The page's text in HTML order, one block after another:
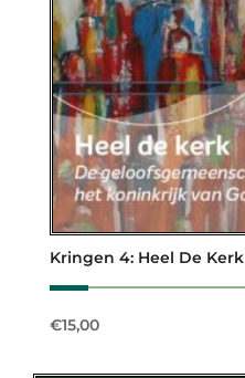
Kringen 4: Heel De Kerk
€15,00